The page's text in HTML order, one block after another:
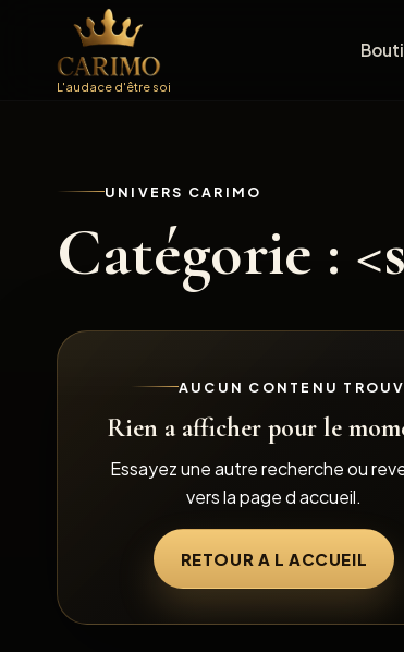
L'audace d'être soi
UNIVERS CARIMO
Catégorie :
AUCUN CONTENU
Rien a afficher pour le
Essayez une autre recherche ou
vers la page d accueil.
RETOUR A L ACCUEIL